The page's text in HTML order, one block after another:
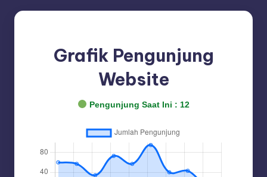
Grafik Pengunjung
Website
Pengunjung Saat Ini : 12